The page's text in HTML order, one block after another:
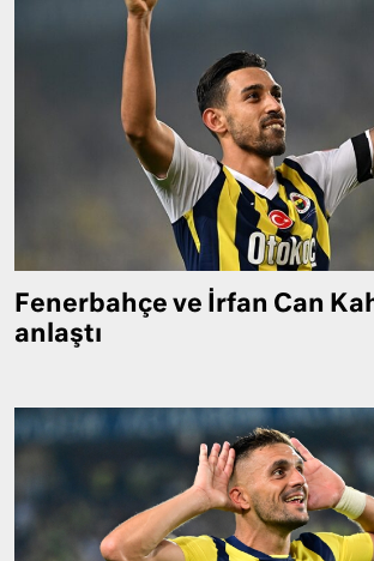
Fenerbahçe ve İrfan Can
anlaştı